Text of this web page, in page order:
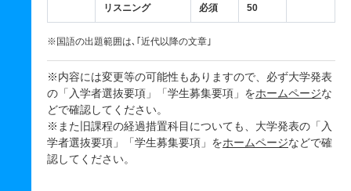
リスニング
必須 50
※国語の出題範囲は､｢近代以降の文章｣
※内容には変更等の可能性もありますので、必ず大学発表
の「入学者選抜要項」「学生募集要項」をホームページな
どで確認してください。
※また旧課程の経過措置科目についても、大学発表の「入
学者選抜要項」「学生募集要項」をホームページなどで確
認してください。